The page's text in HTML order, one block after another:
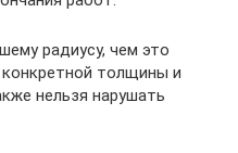
радиусу, чем это
толщины и
нельзя нарушать